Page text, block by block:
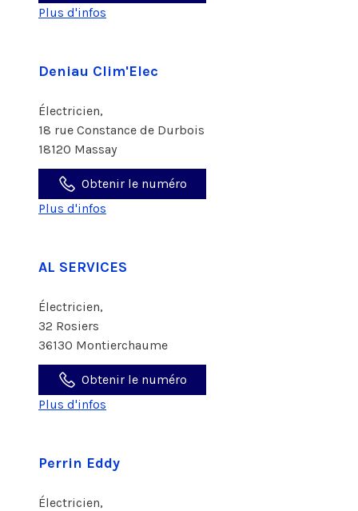
Plus d'infos
Deniau Clim'Elec
Électricien,
18 rue Constance de Durbois
18120 Massay
Obtenir le numéro
Plus d'infos
AL SERVICES
Électricien,
32 Rosiers
36130 Montierchaume
Obtenir le numéro
Plus d'infos
Perrin Eddy
Électricien,